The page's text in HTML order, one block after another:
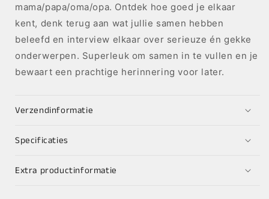
mama/papa/oma/opa. Ontdek hoe goed je elkaar
kent, denk terug aan wat jullie samen hebben
beleefd en interview elkaar over serieuze én gekke
onderwerpen. Superleuk om samen in te vullen en je
bewaart een prachtige herinnering voor later.
Verzendinformatie
Specificaties
Extra productinformatie